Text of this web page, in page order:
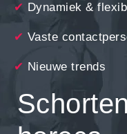
✔ Dynamiek &
✔ Vaste
✔ Nieuwe trends